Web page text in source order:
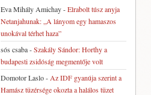
Eva Mihály Amichay-Elrabolt túsz anyja
Netanjahunak: „A lányom egy hamaszos
unokával térhet haza”
sós csaba-Szakály Sándor: Horthy a
budapesti zsidóság megmentője volt
Domotor Laslo- Az IDF gyanúja szerint a
Hamász tüzérsége okozta a halálos tüzet